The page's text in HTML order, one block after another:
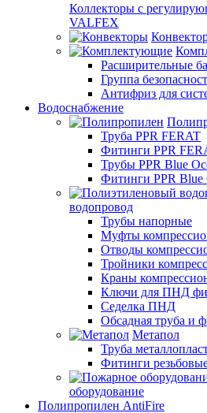
Коллекторы с
VALFEX
Расширительные
Группа
Антифриз для
Водоснабжение
Труба PPR FERAT
Фитинги PPR
Трубы PPR Blue
Фитинги PPR Blue
водопровод
Трубы напорные
Муфты
Отводы
Тройники
Краны
Ключи для ПНД
Седелка ПНД
Обсадная труба и
Метапол
Труба
Фитинги
оборудование
Полипропилен AntiFire